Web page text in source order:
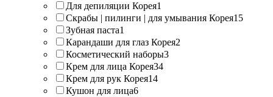
Для депиляции Корея1
Скрабы | пилинги | для умывания Корея15
Зубная паста1
Карандаши для глаз Корея2
Косметический наборы3
Крем для лица Корея34
Крем для рук Корея14
Кушон для лица6